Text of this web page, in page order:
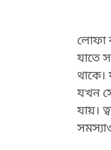
লোফা
যাতে
যখন
যায়।